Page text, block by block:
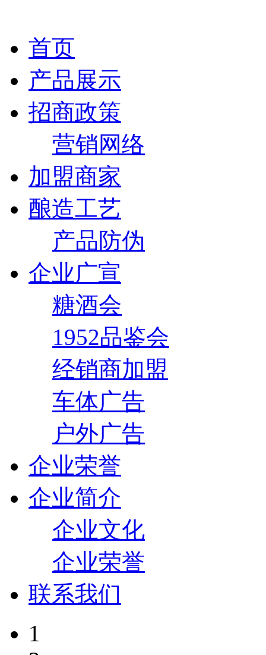
首页
产品展示
招商政策
营销网络
加盟商家
酿造工艺
产品防伪
企业广宣
糖酒会
1952品鉴会
经销商加盟
车体广告
户外广告
企业荣誉
企业简介
企业文化
企业荣誉
联系我们
1